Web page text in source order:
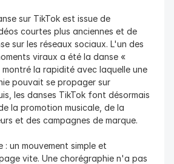
sur TikTok est issue de
courtes plus anciennes et de
sur les réseaux sociaux. L'un des
viraux a été la danse «
montré la rapidité avec laquelle une
pouvait se propager sur
les danses TikTok font désormais
la promotion musicale, de la
et des campagnes de marque.
: un mouvement simple et
vite. Une chorégraphie n'a pas